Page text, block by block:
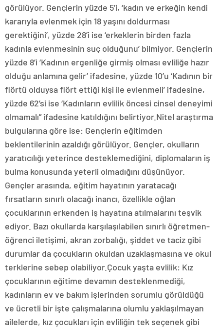
görülüyor. Gençlerin yüzde 5’i, ‘kadın ve erkeğin kendi
kararıyla evlenmek için 18 yaşını doldurması
gerektiğini’, yüzde 28’i ise ‘erkeklerin birden fazla
kadınla evlenmesinin suç olduğunu’ bilmiyor. Gençlerin
yüzde 8’i ‘Kadının ergenliğe girmiş olması evliliğe hazır
olduğu anlamına gelir’ ifadesine, yüzde 10’u ‘Kadının bir
flörtü olduysa flört ettiği kişi ile evlenmeli’ ifadesine,
yüzde 62’si ise ‘Kadınların evlilik öncesi cinsel deneyimi
olmamalı” ifadesine katıldığını belirtiyor.Nitel araştırma
bulgularına göre ise: Gençlerin eğitimden
beklentilerinin azaldığı görülüyor. Gençler, okulların
yaratıcılığı yeterince desteklemediğini, diplomaların iş
bulma konusunda yeterli olmadığını düşünüyor.
Gençler arasında, eğitim hayatının yaratacağı
fırsatların sınırlı olacağı inancı, özellikle oğlan
çocuklarının erkenden iş hayatına atılmalarını teşvik
ediyor. Bazı okullarda karşılaşılabilen sınırlı öğretmen-
öğrenci iletişimi, akran zorbalığı, şiddet ve taciz gibi
durumlar da çocukların okuldan uzaklaşmasına ve okul
terklerine sebep olabiliyor.Çocuk yaşta evlilik: Kız
çocuklarının eğitime devamın desteklenmediği,
kadınların ev ve bakım işlerinden sorumlu görüldüğü
ve ücretli bir işte çalışmalarına olumlu yaklaşılmayan
ailelerde, kız çocukları için evliliğin tek seçenek gibi